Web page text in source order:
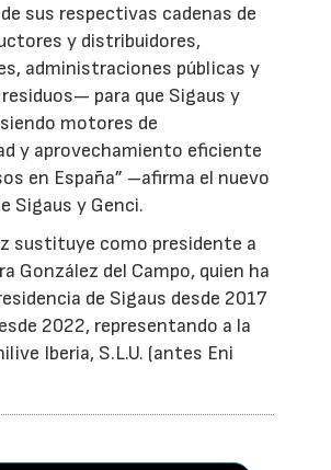
sus respectivas cadenas de
y distribuidores,
administraciones públicas y
para que Sigaus y
motores de
y aprovechamiento eficiente
en España” –afirma el nuevo
Sigaus y Genci.
sustituye como presidente a
González del Campo, quien ha
de Sigaus desde 2017
2022, representando a la
Iberia, S.L.U. (antes Eni